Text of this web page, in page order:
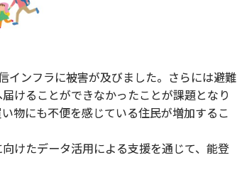
ンフラに被害が及びました。さらには避難
けることができなかったことが課題となり
物にも不便を感じている住民が増加するこ
けたデータ活用による支援を通じて、能登